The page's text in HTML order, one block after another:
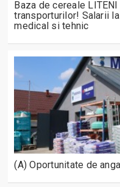
Baza de cereale
transporturilor! Salarii
medical si tehnic
(A) Oportunitate de